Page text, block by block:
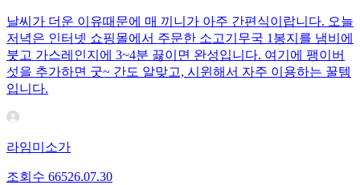
날씨가 더운 이유때문에 매 끼니가 아주 간편식이랍니다. 오늘
저녁은 인터넷 쇼핑몰에서 주문한 소고기무국 1봉지를 냄비에
붓고 가스레인지에 3~4분 끓이면 완성입니다. 여기에 팽이버
섯을 추가하면 굿~ 간도 알맞고, 시윈해서 자주 이용하는 꿀템
입니다.
라임미소가
조회수 66526.07.30